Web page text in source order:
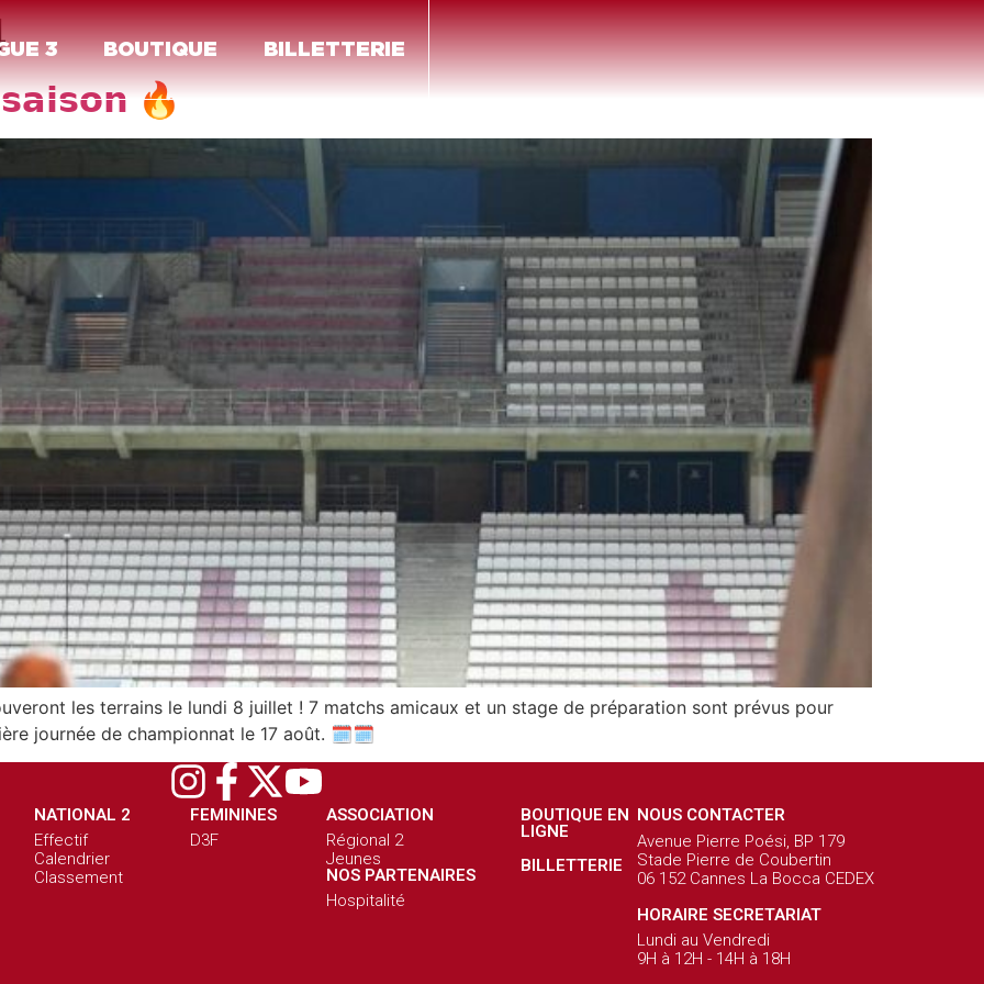
3 BOUTIQUE BILLETTERIE
🔥
les terrains le lundi 8 juillet ! 7 matchs amicaux et un stage de préparation sont prévus pour
journée de championnat le 17 août. 🗓️🗓️
NATIONAL 2
Effectif
Calendrier
Classement
FEMININES
D3F
ASSOCIATION
Régional 2
Jeunes
NOS PARTENAIRES
Hospitalité
BOUTIQUE EN
LIGNE
BILLETTERIE
NOUS CONTACTER
Avenue Pierre Poési, BP 179
Stade Pierre de Coubertin
06 152 Cannes La Bocca CEDEX
HORAIRE SECRETARIAT
Lundi au Vendredi
9H à 12H - 14H à 18H